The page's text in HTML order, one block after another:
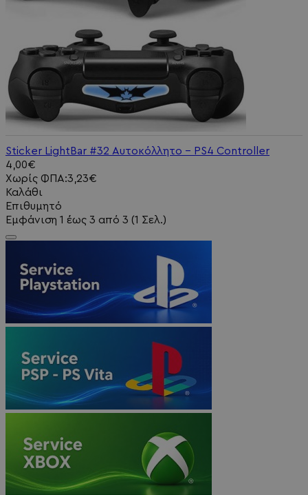
Sticker LightBar #32 Αυτοκόλλητο - PS4 Controller
4,00€
Χωρίς ΦΠΑ:3,23€
Καλάθι
Επιθυμητό
Εμφάνιση 1 έως 3 από 3 (1 Σελ.)